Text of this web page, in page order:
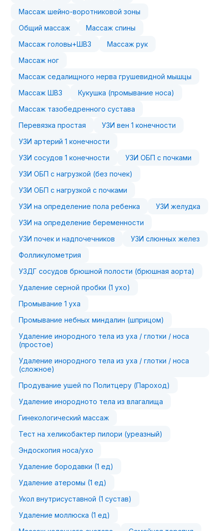
Массаж шейно-воротниковой зоны
Общий массаж
Массаж спины
Массаж головы+ШВЗ
Массаж рук
Массаж ног
Массаж седалищного нерва грушевидной мышцы
Массаж ШВЗ
Кукушка (промывание носа)
Массаж тазобедренного сустава
Перевязка простая
УЗИ вен 1 конечности
УЗИ артерий 1 конечности
УЗИ сосудов 1 конечности
УЗИ ОБП с почками
УЗИ ОБП с нагрузкой (без почек)
УЗИ ОБП с нагрузкой с почками
УЗИ на определение пола ребенка
УЗИ желудка
УЗИ на определение беременности
УЗИ почек и надпочечников
УЗИ слюнных желез
Фолликулометрия
УЗДГ сосудов брюшной полости (брюшная аорта)
Удаление серной пробки (1 ухо)
Промывание 1 уха
Промывание небных миндалин (шприцом)
Удаление инородного тела из уха / глотки / носа
(простое)
Удаление инородного тела из уха / глотки / носа
(сложное)
Продувание ушей по Политцеру (Пароход)
Удаление инородното тела из влагалища
Гинекологический массаж
Тест на хеликобактер пилори (уреазный)
Эндоскопия носа/ухо
Удаление бородавки (1 ед)
Удаление атеромы (1 ед)
Укол внутрисуставной (1 сустав)
Удаление моллюска (1 ед)